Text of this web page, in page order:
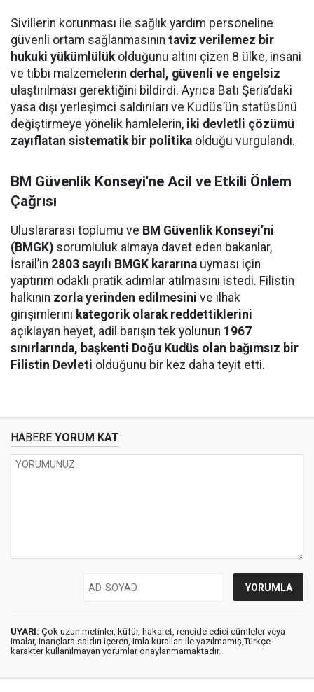
Sivillerin korunması ile sağlık yardım personeline
güvenli ortam sağlanmasının taviz verilemez bir
hukuki yükümlülükolduğunu altını çizen 8 ülke, insani
ve tıbbi malzemelerin derhal, güvenli ve engelsiz
ulaştırılması gerektiğini bildirdi. Ayrıca Batı Şeria’daki
yasa dışı yerleşimci saldırıları ve Kudüs’ün statüsünü
değiştirmeye yönelik hamlelerin, iki devletli çözümü
zayıflatan sistematik bir politika olduğu vurgulandı.
BM Güvenlik Konseyi'ne Acil ve Etkili Önlem
Çağrısı
Uluslararası toplumu ve BM Güvenlik Konseyi’ni
(BMGK) sorumluluk almaya davet eden bakanlar,
İsrail’in 2803 sayılı BMGK kararına uyması için
yaptırım odaklı pratik adımlar atılmasını istedi. Filistin
halkının zorla yerinden edilmesini ve ilhak
girişimlerini kategorik olarak reddettiklerini
açıklayan heyet, adil barışın tek yolunun 1967
sınırlarında, başkenti Doğu Kudüs olan bağımsız bir
Filistin Devleti olduğunu bir kez daha teyit etti.
HABERE YORUM KAT
UYARI: Çok uzun metinler, küfür, hakaret, rencide edici cümleler veya
imalar, inançlara saldırı içeren, imla kuralları ile yazılmamış,Türkçe
karakter kullanılmayan yorumlar onaylanmamaktadır.